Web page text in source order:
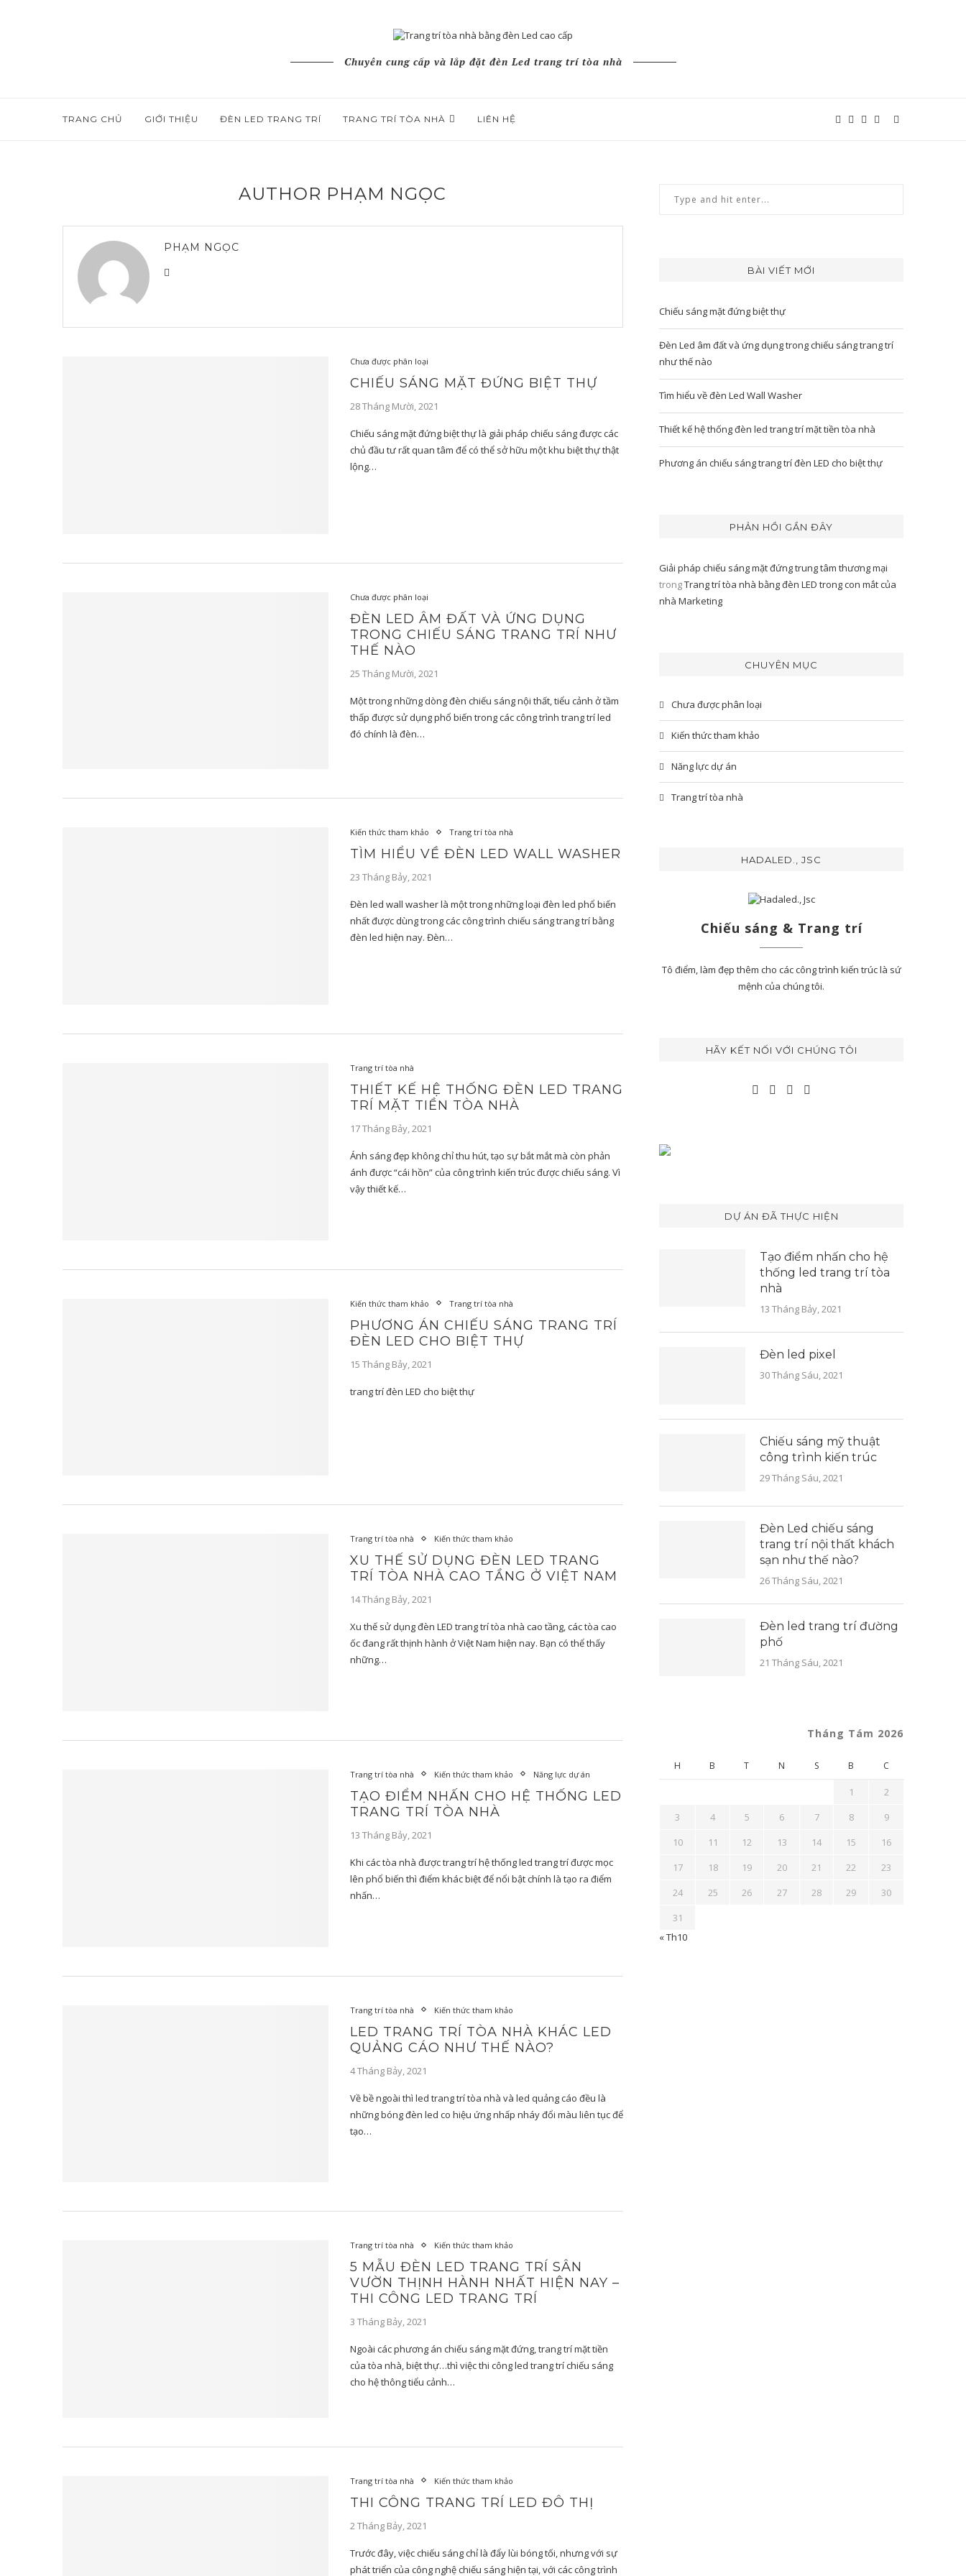
Chuyên cung cấp và lắp đặt đèn Led trang trí tòa nhà
TRANG CHỦ GIỚI THIỆU ĐÈN LED TRANG TRÍ TRANG TRÍ TÒA NHÀ LIÊN HỆ
AUTHOR PHẠM NGỌC
PHẠM NGỌC
Chưa được phân loại
CHIẾU SÁNG MẶT ĐỨNG BIỆT THỰ
28 Tháng Mười, 2021
Chiếu sáng mặt đứng biệt thự là giải pháp chiếu sáng được các
chủ đầu tư rất quan tâm để có thể sở hữu một khu biệt thự thật
lộng…
Chưa được phân loại
ĐÈN LED ÂM ĐẤT VÀ ỨNG DỤNG
TRONG CHIẾU SÁNG TRANG TRÍ NHƯ
THẾ NÀO
25 Tháng Mười, 2021
Một trong những dòng đèn chiếu sáng nội thất, tiểu cảnh ở tầm
thấp được sử dụng phổ biến trong các công trình trang trí led
đó chính là đèn…
Kiến thức tham khảo Trang trí tòa nhà
TÌM HIỂU VỀ ĐÈN LED WALL WASHER
23 Tháng Bảy, 2021
Đèn led wall washer là một trong những loại đèn led phổ biến
nhất được dùng trong các công trình chiếu sáng trang trí bằng
đèn led hiện nay. Đèn…
Trang trí tòa nhà
THIẾT KẾ HỆ THỐNG ĐÈN LED TRANG
TRÍ MẶT TIỀN TÒA NHÀ
17 Tháng Bảy, 2021
Ánh sáng đẹp không chỉ thu hút, tạo sự bắt mắt mà còn phản
ánh được “cái hồn” của công trình kiến trúc được chiếu sáng. Vì
vậy thiết kế…
Kiến thức tham khảo Trang trí tòa nhà
PHƯƠNG ÁN CHIẾU SÁNG TRANG TRÍ
ĐÈN LED CHO BIỆT THỰ
15 Tháng Bảy, 2021
trang trí đèn LED cho biệt thự
Trang trí tòa nhà Kiến thức tham khảo
XU THẾ SỬ DỤNG ĐÈN LED TRANG
TRÍ TÒA NHÀ CAO TẦNG Ở VIỆT NAM
14 Tháng Bảy, 2021
Xu thế sử dụng đèn LED trang trí tòa nhà cao tầng, các tòa cao
ốc đang rất thịnh hành ở Việt Nam hiện nay. Bạn có thể thấy
những…
Trang trí tòa nhà Kiến thức tham khảo Năng lực dự án
TẠO ĐIỂM NHẤN CHO HỆ THỐNG LED
TRANG TRÍ TÒA NHÀ
13 Tháng Bảy, 2021
Khi các tòa nhà được trang trí hệ thống led trang trí được mọc
lên phổ biến thì điểm khác biệt để nổi bật chính là tạo ra điểm
nhấn…
Trang trí tòa nhà Kiến thức tham khảo
LED TRANG TRÍ TÒA NHÀ KHÁC LED
QUẢNG CÁO NHƯ THẾ NÀO?
4 Tháng Bảy, 2021
Về bề ngoài thì led trang trí tòa nhà và led quảng cáo đều là
những bóng đèn led co hiệu ứng nhấp nháy đổi màu liên tục để
tạo…
Trang trí tòa nhà Kiến thức tham khảo
5 MẪU ĐÈN LED TRANG TRÍ SÂN
VƯỜN THỊNH HÀNH NHẤT HIỆN NAY –
THI CÔNG LED TRANG TRÍ
3 Tháng Bảy, 2021
Ngoài các phương án chiếu sáng mặt đứng, trang trí mặt tiền
của tòa nhà, biệt thự…thì việc thi công led trang trí chiếu sáng
cho hệ thông tiểu cảnh…
Trang trí tòa nhà Kiến thức tham khảo
THI CÔNG TRANG TRÍ LED ĐÔ THỊ
2 Tháng Bảy, 2021
Trước đây, việc chiếu sáng chỉ là đẩy lùi bóng tối, nhưng với sự
phát triển của công nghệ chiếu sáng hiện tại, với các công trình
BÀI VIẾT MỚI
Chiếu sáng mặt đứng biệt thự
Đèn Led âm đất và ứng dụng trong chiếu sáng trang trí
như thế nào
Tìm hiểu về đèn Led Wall Washer
Thiết kế hệ thống đèn led trang trí mặt tiền tòa nhà
Phương án chiếu sáng trang trí đèn LED cho biệt thự
PHẢN HỒI GẦN ĐÂY
Giải pháp chiếu sáng mặt đứng trung tâm thương mại
trongTrang trí tòa nhà bằng đèn LED trong con mắt của
nhà Marketing
CHUYÊN MỤC
Chưa được phân loại
Kiến thức tham khảo
Năng lực dự án
Trang trí tòa nhà
HADALED., JSC
Chiếu sáng & Trang trí
Tô điểm, làm đẹp thêm cho các công trình kiến trúc là sứ
mệnh của chúng tôi.
HÃY KẾT NỐI VỚI CHÚNG TÔI
DỰ ÁN ĐÃ THỰC HIỆN
Tạo điểm nhấn cho hệ
thống led trang trí tòa
nhà
13 Tháng Bảy, 2021
Đèn led pixel
30 Tháng Sáu, 2021
Chiếu sáng mỹ thuật
công trình kiến trúc
29 Tháng Sáu, 2021
Đèn Led chiếu sáng
trang trí nội thất khách
sạn như thế nào?
26 Tháng Sáu, 2021
Đèn led trang trí đường
phố
21 Tháng Sáu, 2021
Tháng Tám 2026
H B T N S B C
1
2
3
4 5 6 7 8
9
10
11 12 13 14 15
16
17
18 19 20 21 22
23
24
25 26 27 28 29
30
31
« Th10